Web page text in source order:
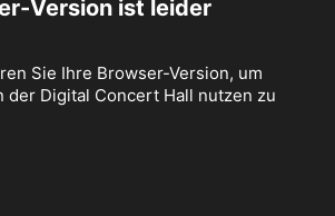
Version ist leider
Sie Ihre Browser-Version, um
der Digital Concert Hall nutzen zu